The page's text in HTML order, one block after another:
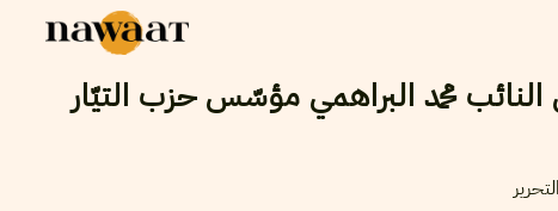
محمد البراهمي مؤسّس حزب التيّار